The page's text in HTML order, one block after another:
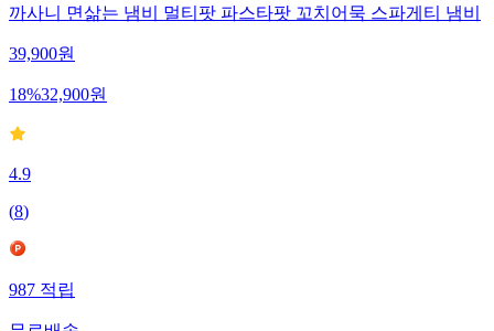
까사니 면삶는 냄비 멀티팟 파스타팟 꼬치어묵 스파게티 냄비
39,900원
18%32,900원
4.9
(8)
987적립